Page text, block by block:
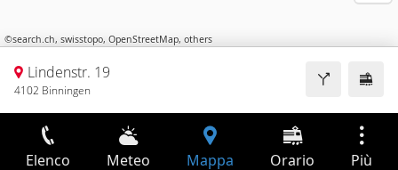
©search.ch, swisstopo, OpenStreetMap, others
Lindenstr. 19
4102 Binningen
Elenco Meteo Mappa Orario Più